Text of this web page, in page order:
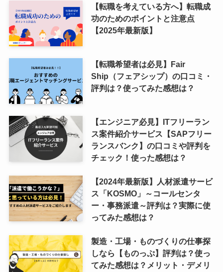
【転職を考えている方へ】転職成
功のためのポイントと注意点
【2025年最新版】
【転職希望者は必見】Fair
Ship（フェアシップ）の口コミ・
評判は？使ってみた感想は？
【エンジニア必見】ITフリーラン
ス案件紹介サービス【SAPフリー
ランスバンク】の口コミや評判を
チェック！使った感想は？
【2024年最新版】人材派遣サービ
ス「KOSMO」～コールセンタ
ー・事務派遣～評判は？実際に使
ってみた感想は？
製造・工場・ものづくりの仕事探
しなら【ものっぷ】評判は？使っ
てみた感想は？メリット・デメリ